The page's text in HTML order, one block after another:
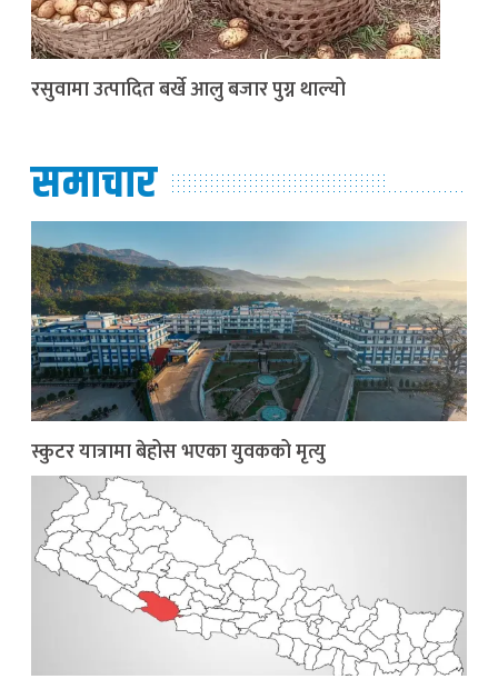
रसुवामा उत्पादित बर्खे आलु बजार पुग्न थाल्यो
समाचार
स्कुटर यात्रामा बेहोस भएका युवकको मृत्यु